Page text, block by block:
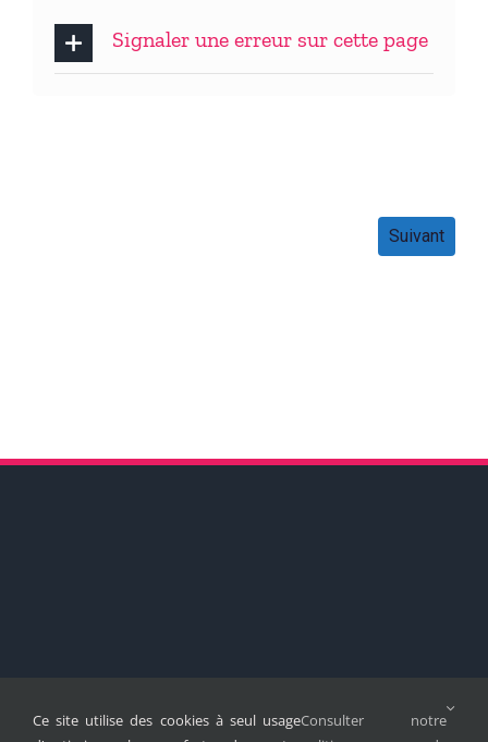
Signaler une erreur sur cette page
Suivant
Ce site utilise des cookies à seul usageConsulter notre